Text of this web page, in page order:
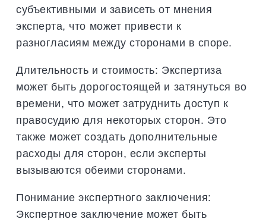
субъективными и зависеть от мнения
эксперта, что может привести к
разногласиям между сторонами в споре.
Длительность и стоимость: Экспертиза
может быть дорогостоящей и затянуться во
времени, что может затруднить доступ к
правосудию для некоторых сторон. Это
также может создать дополнительные
расходы для сторон, если эксперты
вызываются обеими сторонами.
Понимание экспертного заключения:
Экспертное заключение может быть